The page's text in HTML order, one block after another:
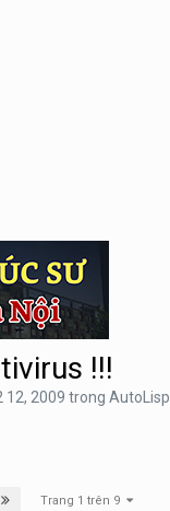
!!!
12, 2009 trong AutoLisp
Trang 1 trên 9